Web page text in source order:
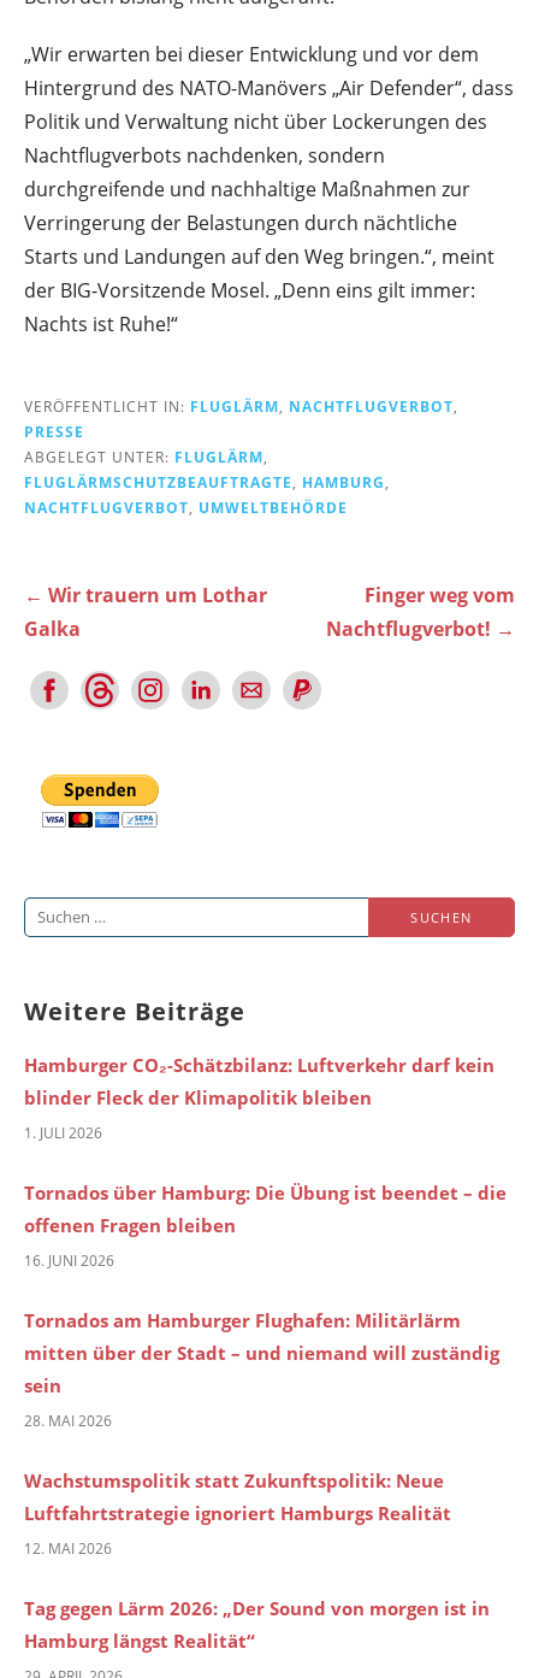
„Wir erwarten bei dieser Entwicklung und vor dem
Hintergrund des NATO-Manövers „Air Defender“, dass
Politik und Verwaltung nicht über Lockerungen des
Nachtflugverbots nachdenken, sondern
durchgreifende und nachhaltige Maßnahmen zur
Verringerung der Belastungen durch nächtliche
Starts und Landungen auf den Weg bringen.“, meint
der BIG-Vorsitzende Mosel. „Denn eins gilt immer:
Nachts ist Ruhe!“
VERÖFFENTLICHT IN: FLUGLÄRM NACHTFLUGVERBOT
PRESSE
ABGELEGT UNTER: FLUGLÄRM
FLUGLÄRMSCHUTZBEAUFTRAGTE
HAMBURG
NACHTFLUGVERBOT
UMWELTBEHÖRDE
Beitragsnavigation
← Wir trauern um Lothar
Galka
Finger weg vom
Nachtflugverbot! →
Suchen
Weitere Beiträge
Hamburger CO₂-Schätzbilanz: Luftverkehr darf kein
blinder Fleck der Klimapolitik bleiben
1. JULI 2026
Tornados über Hamburg: Die Übung ist beendet – die
offenen Fragen bleiben
16. JUNI 2026
Tornados am Hamburger Flughafen: Militärlärm
mitten über der Stadt – und niemand will zuständig
sein
28. MAI 2026
Wachstumspolitik statt Zukunftspolitik: Neue
Luftfahrtstrategie ignoriert Hamburgs Realität
12. MAI 2026
Tag gegen Lärm 2026: „Der Sound von morgen ist in
Hamburg längst Realität“